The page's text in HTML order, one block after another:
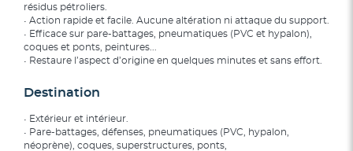
résidus pétroliers.
• Action rapide et facile. Aucune altération ni attaque du support.
• Efficace sur pare-battages, pneumatiques (PVC et hypalon),
coques et ponts, peintures...
• Restaure l’aspect d’origine en quelques minutes et sans effort.
Destination
• Extérieur et intérieur.
• Pare-battages, défenses, pneumatiques (PVC, hypalon,
néoprène), coques, superstructures, ponts,